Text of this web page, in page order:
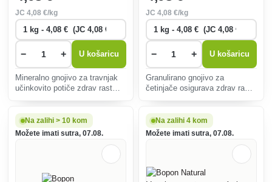
JC4,08 €/kg
− + U košaricu
Mineralno gnojivo za travnjak
učinkovito potiče zdrav rast
poboljšavajući kvalitetu tla za
gust i zelen travnjak.
JC 4,08 €/kg
− + U košaricu
Granulirano gnojivo za
četinjače osigurava zdrav rast i
iglica i poboljšavajući njihovu
otpornost na nepovoljne uvjete.
Na zalihi > 10 kom
Možete imati sutra, 07.08.
Na zalihi 4 kom
Možete imati sutra, 07.08.